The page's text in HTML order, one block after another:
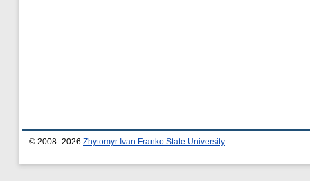
© 2008–2026 Zhytomyr Ivan Franko State University